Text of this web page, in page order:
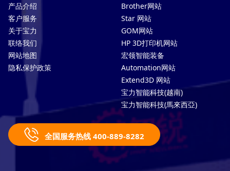
产品介绍
客户服务
关于宝力
联络我们
网站地图
隐私保护政策
Brother网站
Star 网站
GOM网站
HP 3D打印机网站
宏领智能装备
Automation网站
Extend3D 网站
宝力智能科技(越南)
宝力智能科技(馬來西亞)
全国服务热线 400-889-8282